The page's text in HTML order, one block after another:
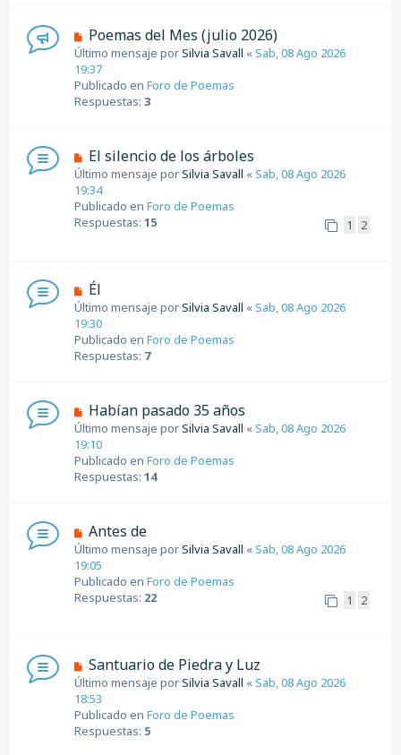
s
a
j
e
N
u
e
v
o
s
a
j
e
Poemas del Mes (julio 2026)
Último mensaje porSilvia Savall «Sab, 08 Ago 2026
19:37
Publicado en Foro de Poemas
Respuestas: 3
N
u
e
v
o
s
a
j
e
El silencio de los árboles
Último mensaje porSilvia Savall «Sab, 08 Ago 2026
19:34
Publicado en Foro de Poemas
Respuestas: 15 1 2
N
u
e
v
o
s
a
j
e
Él
Último mensaje porSilvia Savall «Sab, 08 Ago 2026
19:30
Publicado en Foro de Poemas
Respuestas: 7
N
u
e
v
o
s
a
j
e
Habían pasado 35 años
Último mensaje porSilvia Savall «Sab, 08 Ago 2026
19:10
Publicado en Foro de Poemas
Respuestas: 14
N
u
e
v
o
s
a
j
e
Antes de
Último mensaje porSilvia Savall «Sab, 08 Ago 2026
19:05
Publicado en Foro de Poemas
Respuestas: 22 1 2
N
u
e
v
o
Santuario de Piedra y Luz
Último mensaje porSilvia Savall «Sab, 08 Ago 2026
18:53
Publicado en Foro de Poemas
Respuestas: 5